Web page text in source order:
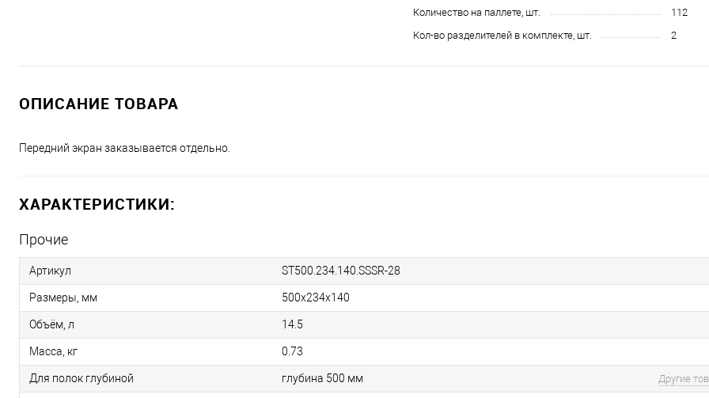
Количество на паллете, шт.
112
Кол-во разделителей в комплекте, шт.
2
ОПИСАНИЕ ТОВАРА
Передний экран заказывается отдельно.
ХАРАКТЕРИСТИКИ:
Прочие
Артикул ST500.234.140.SSSR-28
Размеры, мм 500х234х140
Объём, л 14.5
Масса, кг 0.73
Для полок глубиной глубина 500 мм Другие